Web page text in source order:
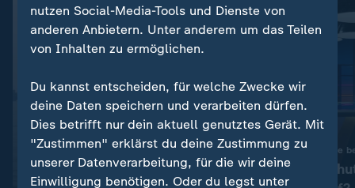
Aktuelle Entwicklungen
Arbeitsmarkt-Debatte
nutzen Social-Media-Tools und Dienste von
anderen Anbietern. Unter anderem um das Teilen
von Inhalten zu ermöglichen.
Du kannst entscheiden, für welche Zwecke wir
deine Daten speichern und verarbeiten dürfen.
Dies betrifft nur dein aktuell genutztes Gerät. Mit
"Zustimmen" erklärst du deine Zustimmung zu
unserer Datenverarbeitung, für die wir deine
Einwilligung benötigen. Oder du legst unter